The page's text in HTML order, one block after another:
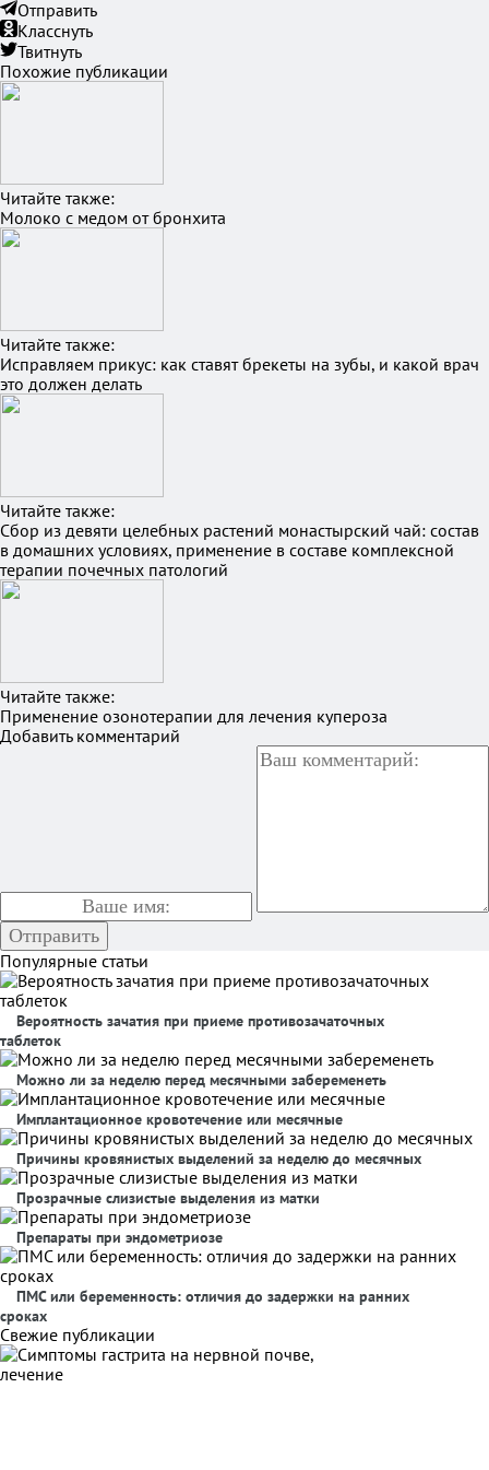
Отправить
Класснуть
Твитнуть
Похожие публикации
Читайте также:
Молоко с медом от бронхита
Читайте также:
Исправляем прикус: как ставят брекеты на зубы, и какой врач
это должен делать
Читайте также:
Сбор из девяти целебных растений монастырский чай: состав
в домашних условиях, применение в составе комплексной
терапии почечных патологий
Читайте также:
Применение озонотерапии для лечения купероза
Добавить комментарий
Популярные статьи
Вероятность зачатия при приеме противозачаточных
таблеток
Можно ли за неделю перед месячными забеременеть
Имплантационное кровотечение или месячные
Причины кровянистых выделений за неделю до месячных
Прозрачные слизистые выделения из матки
Препараты при эндометриозе
ПМС или беременность: отличия до задержки на ранних
сроках
Свежие публикации